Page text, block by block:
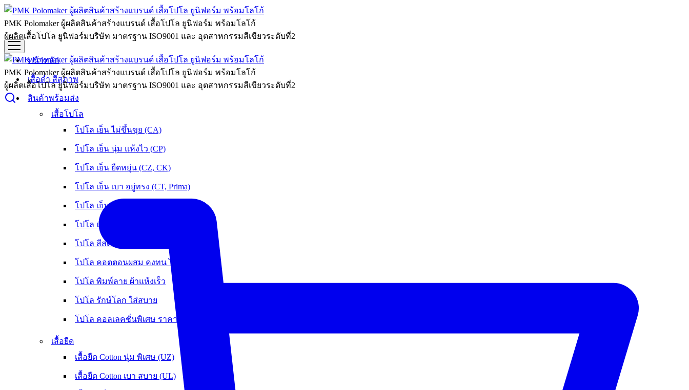
PMK Polomaker ผู้ผลิตสินค้าสร้างแบรนด์ เสื้อโปโล ยูนิฟอร์ม พร้อมโลโก้
ผู้ผลิตเสื้อโปโล ยูนิฟอร์มบริษัท มาตรฐาน ISO9001 และ อุตสาหกรรมสีเขียวระดับที่2
หน้าหลัก
เสื้อดำ สีสุภาพ
สินค้าพร้อมส่ง
เสื้อโปโล
โปโล เย็น ไม่ขึ้นขุย (CA)
โปโล เย็น นุ่ม แห้งไว (CP)
โปโล เย็น ยืดหยุ่น (CZ, CK)
โปโล เย็น เบา อยู่ทรง (CT, Prima)
โปโล เย็น หนานุ่ม ใส่สบาย (OXY)
โปโล แห้งเร็ว ลดกลิ่นอับ (Flexup)
โปโล สีสด ไม่ต้องรีด
โปโล คอตตอนผสม คงทน ไม่หดย้วย
โปโล พิมพ์ลาย ผ้าแห้งเร็ว
โปโล รักษ์โลก ใส่สบาย
โปโล คอลเลคชั่นพิเศษ ราคาพิเศษ
เสื้อยืด
เสื้อยืด Cotton นุ่ม พิเศษ (UZ)
เสื้อยืด Cotton เบา สบาย (UL)
PMK Polomaker ผู้ผลิตสินค้าสร้างแบรนด์ เสื้อโปโล ยูนิฟอร์ม พร้อมโลโก้
ผู้ผลิตเสื้อโปโล ยูนิฟอร์มบริษัท มาตรฐาน ISO9001 และ อุตสาหกรรมสีเขียวระดับที่2